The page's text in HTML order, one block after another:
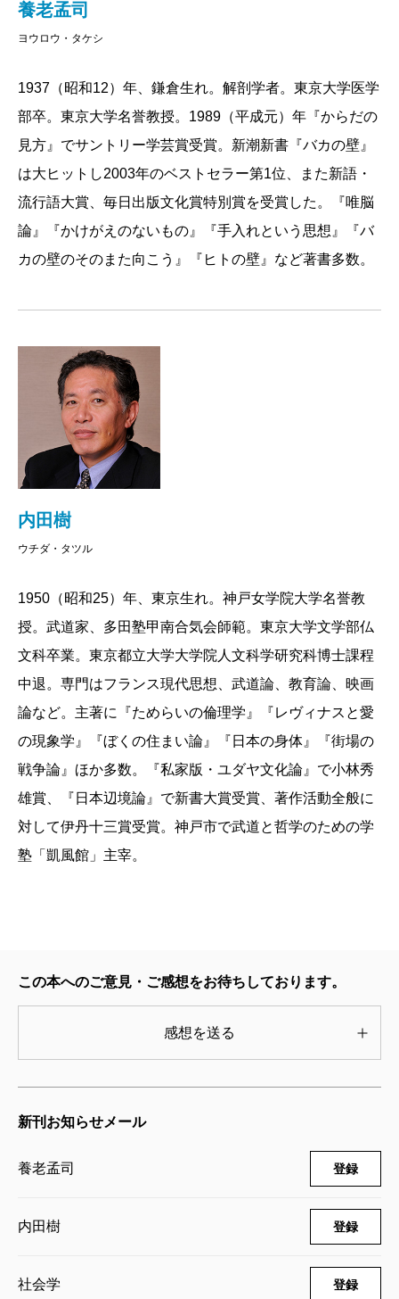
に定義できない何ものかは、人に考えることを強い続
け、ついにそれはブラックボックスのように畏怖すべ
き巨大な概念として、人々の頭に棲みつくようにな
る。
その典型が「ユダヤ人」というわけだ。「ユダヤ
人」という定義不能な概念は長い間ヨーロッパを引き
ずり回し、多くの戦争を引き起こし、現代科学を押し
ルという国家まで作ったのだ。この世界では、わけの
なければ、魔性や聖性を帯びることもない。
今年の三月の終わりから四月の頭にかけて、本書の
著者の一人である養老孟司とラオスで虫を採って遊ん
でいた。そこで聞いた話は、ラオスの中で一番高位の
坊さんは、一般のラオス人とは接触をしないというも
のだった。接触をすれば、もしかしたら只のジイサン
であることがバレてしまうかもしれない（もちろん、
クスにしておかなければ、聖性が保たれないという知
恵がここにはある。
開かれた皇室などと言っていると、そのうち天皇制
は崩壊するぞ、ということで養老と私の意見は一致し
た。もっとも私は天皇制には反対なので、崩壊しても
痛くも痒くもないけどね。いずれにしても、私の命は
天皇制の崩壊を見届けるほど長くはないから関係ない
か。
本書の大半は「ユダヤ人」論をダシに展開した日本
及び日本人についての議論である。二人とも大手では
真面目に考えた方がよいと思う。
正義、清潔、過度の順法のいきつく先は、極めて硬
直化した住みづらい社会であることに、もういい加減
気づいたらどうか。生命はそもそもポジティブな同一
だ。生命体である人間が作る社会システムもまた、厳
性を追求しようとすれば、いずれクラッシュを免れな
熱力学の第二法則は、秩序ある物は無秩序に向かっ
そうな考え方が鮮やかに展開されていきます。ぜひこ
ださい。
2016/04/27
養老孟司
ヨウロウ・タケシ
1937（昭和12）年、鎌倉生れ。解剖学者。東京大学医学
部卒。東京大学名誉教授。1989（平成元）年『からだの
見方』でサントリー学芸賞受賞。新潮新書『バカの壁』
は大ヒットし2003年のベストセラー第1位、また新語・
流行語大賞、毎日出版文化賞特別賞を受賞した。『唯脳
論』『かけがえのないもの』『手入れという思想』『バ
カの壁のそのまた向こう』『ヒトの壁』など著書多数。
内田樹
ウチダ・タツル
1950（昭和25）年、東京生れ。神戸女学院大学名誉教
授。武道家、多田塾甲南合気会師範。東京大学文学部仏
文科卒業。東京都立大学大学院人文科学研究科博士課程
中退。専門はフランス現代思想、武道論、教育論、映画
論など。主著に『ためらいの倫理学』『レヴィナスと愛
の現象学』『ぼくの住まい論』『日本の身体』『街場の
戦争論』ほか多数。『私家版・ユダヤ文化論』で小林秀
雄賞、『日本辺境論』で新書大賞受賞、著作活動全般に
対して伊丹十三賞受賞。神戸市で武道と哲学のための学
塾「凱風館」主宰。
この本へのご意見・ご感想をお待ちしております。
感想を送る
新刊お知らせメール
養老孟司 登録
内田樹 登録
社会学 登録